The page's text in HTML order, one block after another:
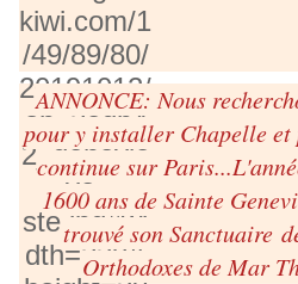
ANNONCE: Nous
pour y installer Chapelle et
continue sur
1600 ans de Sainte
trouvé son Sanctuaire
Orthodoxes de Mar